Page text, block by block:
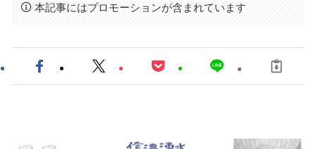
本記事にはプロモーションが含まれています